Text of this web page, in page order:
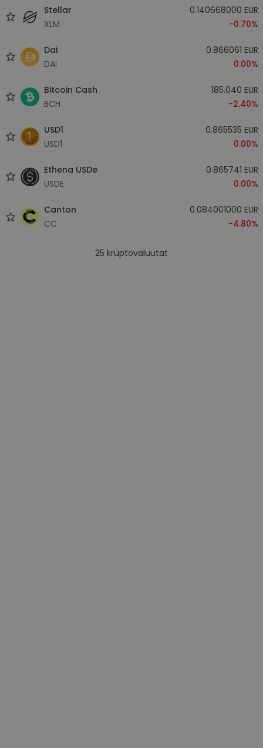
Stellar
XLM
0.140668000 EUR
-0.70%
Dai
DAI
0.866061 EUR
0.00%
Bitcoin Cash
BCH
185.040 EUR
-2.40%
USD1
USD1
0.865535 EUR
0.00%
Ethena USDe
USDE
0.865741 EUR
0.00%
Canton
CC
0.084001000 EUR
-4.80%
25 krüptovaluutat